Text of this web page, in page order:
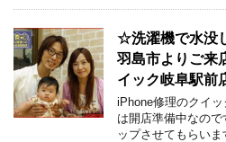
☆洗濯機で水没
羽島市よりご来
イック岐阜駅前
iPhone修理のクイ
は開店準備中なの
ップさせてもらい